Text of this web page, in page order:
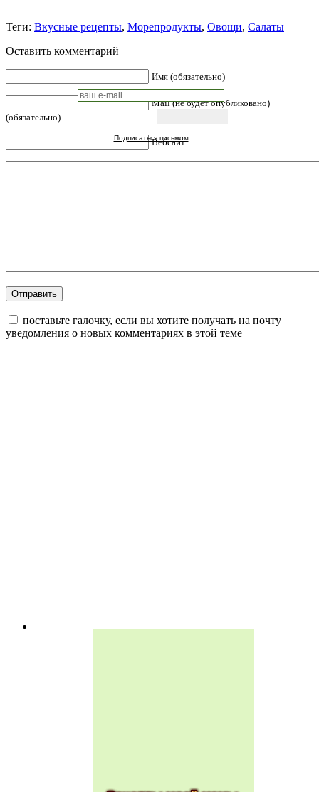
Подписаться письмом
Теги: Вкусные рецепты, Морепродукты, Овощи, Салаты
Оставить комментарий
Имя (обязательно)
Mail (не будет опубликовано)
(обязательно)
Вебсайт
поставьте галочку, если вы хотите получать на почту
уведомления о новых комментариях в этой теме